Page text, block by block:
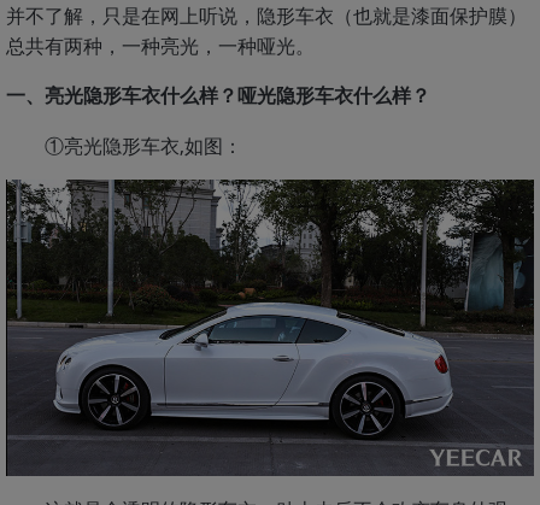
并不了解，只是在网上听说，隐形车衣（也就是漆面保护膜）
总共有两种，一种亮光，一种哑光。
一、亮光隐形车衣什么样？哑光隐形车衣什么样？
①亮光隐形车衣,如图：